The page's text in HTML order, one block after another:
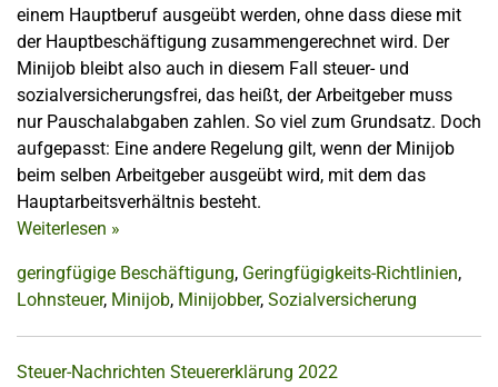
einem Hauptberuf ausgeübt werden, ohne dass diese mit
der Hauptbeschäftigung zusammengerechnet wird. Der
Minijob bleibt also auch in diesem Fall steuer- und
sozialversicherungsfrei, das heißt, der Arbeitgeber muss
nur Pauschalabgaben zahlen. So viel zum Grundsatz. Doch
aufgepasst: Eine andere Regelung gilt, wenn der Minijob
beim selben Arbeitgeber ausgeübt wird, mit dem das
Hauptarbeitsverhältnis besteht.
Weiterlesen »
geringfügige Beschäftigung, Geringfügigkeits-Richtlinien,
Lohnsteuer, Minijob, Minijobber, Sozialversicherung
Steuer-Nachrichten Steuererklärung 2022